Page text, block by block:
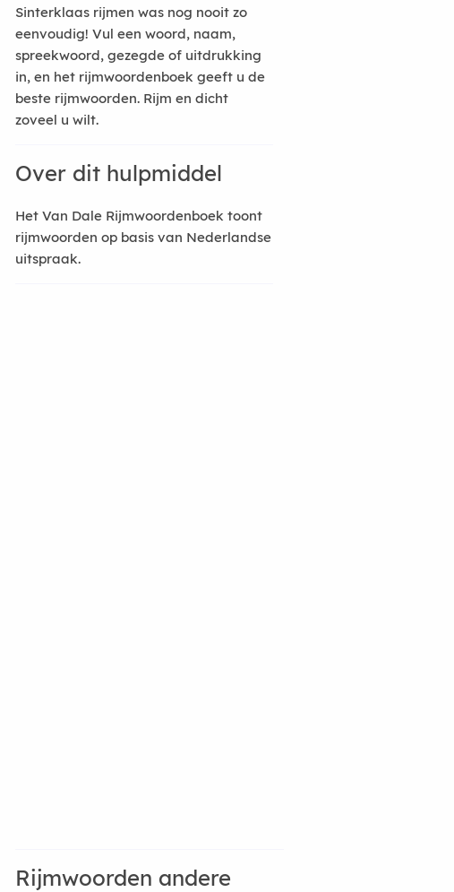
Sinterklaas rijmen was nog nooit zo
eenvoudig! Vul een woord, naam,
spreekwoord, gezegde of uitdrukking
in, en het rijmwoordenboek geeft u de
beste rijmwoorden. Rijm en dicht
zoveel u wilt.
Over dit hulpmiddel
Het Van Dale Rijmwoordenboek toont
rijmwoorden op basis van Nederlandse
uitspraak.
Rijmwoorden andere